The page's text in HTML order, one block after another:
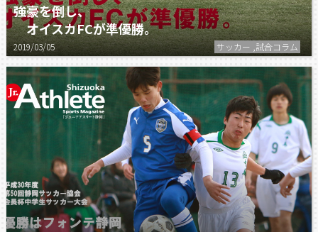
強豪を倒し、
オイスカFCが準優勝。
2019/03/05 サッカー ,試合コラム